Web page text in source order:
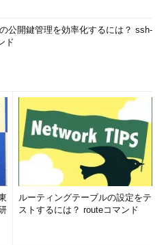
公開鍵管理を効率化するには？ ssh-
ド
ルーティングテーブルの設定をテ
ストするには？ routeコマンド